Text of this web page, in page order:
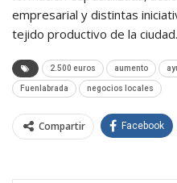
empresarial y distintas
tejido productivo de la ciudad.
2.500 euros aumento
Fuenlabrada negocios locales
Compartir Facebook